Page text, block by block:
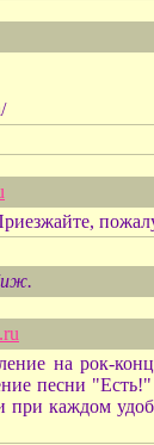
на рок-
песни
каждом